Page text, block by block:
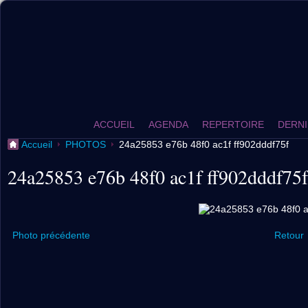
ACCUEIL AGENDA REPERTOIRE
Accueil
PHOTOS 24a25853 e76b 48f0 ac1f ff902dddf75f
24a25853 e76b 48f0 ac1f ff902dddf75f
Photo précédente Retour